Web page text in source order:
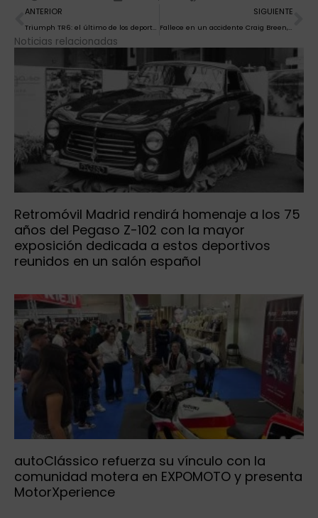
Ant
ANTERIOR
Triumph TR6: el último de los deportivos británicos tradicionales
SIGUIENTE
Fallece en un accidente Craig Breen, piloto de 33 años que competía en el WRC
Noticias relacionadas
Retromóvil Madrid rendirá homenaje a los 75
años del Pegaso Z-102 con la mayor
exposición dedicada a estos deportivos
reunidos en un salón español
autoClássico refuerza su vínculo con la
comunidad motera en EXPOMOTO y presenta
MotorXperience